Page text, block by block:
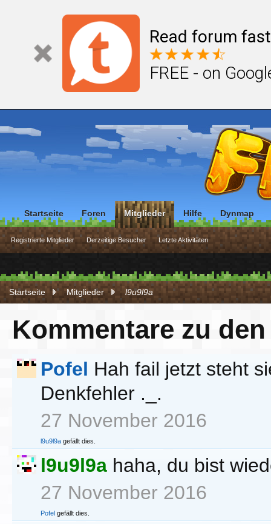
Read forum
FREE - on
Startseite Mitglieder l9u9l9a
Kommentare zu
Pofel Hah fail jetzt steht
Denkfehler ._.
27 November 2016
l9u9l9a gefällt dies.
l9u9l9a haha, du bist
27 November 2016
Pofel gefällt dies.
Startseite Foren Mitglieder
Registrierte Mitglieder Derzeitige Besucher Letzte Aktivitäten
Hilfe Dynmap